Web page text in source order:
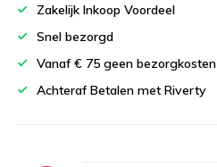
Zakelijk Inkoop Voordeel
Snel bezorgd
Vanaf € 75 geen bezorgkosten
Achteraf Betalen met Riverty